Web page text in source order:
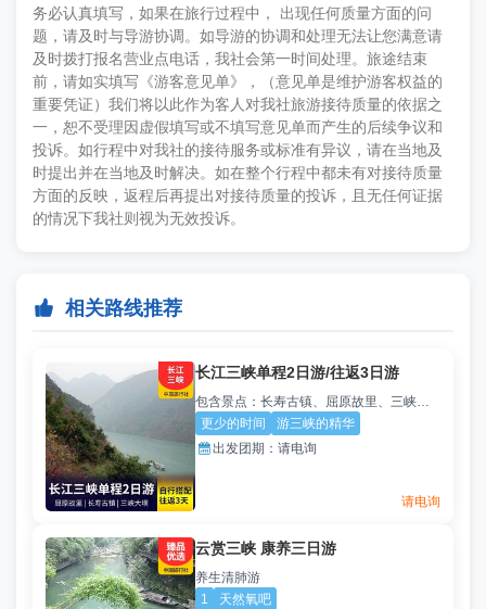
务必认真填写，如果在旅行过程中， 出现任何质量方面的问
题，请及时与导游协调。如导游的协调和处理无法让您满意请
及时拨打报名营业点电话，我社会第一时间处理。旅途结束
前，请如实填写《游客意见单》，（意见单是维护游客权益的
重要凭证）我们将以此作为客人对我社旅游接待质量的依据之
一，恕不受理因虚假填写或不填写意见单而产生的后续争议和
投诉。如行程中对我社的接待服务或标准有异议，请在当地及
时提出并在当地及时解决。如在整个行程中都未有对接待质量
方面的反映，返程后再提出对接待质量的投诉，且无任何证据
的情况下我社则视为无效投诉。
 相关路线推荐
长江三峡单程2日游/往返3日游
包含景点：长寿古镇、屈原故里、三峡大坝
更少的时间
游三峡的精华
出发团期：请电询
请电询
云赏三峡 康养三日游
养生清肺游
1
天然氧吧